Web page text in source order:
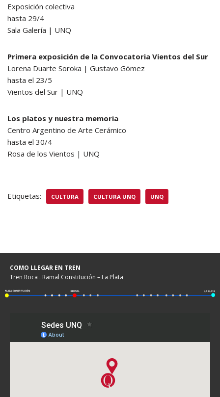
Exposición colectiva
hasta 29/4
Sala Galería | UNQ
Primera exposición de la Convocatoria Vientos del Sur
Lorena Duarte Soroka | Gustavo Gómez
hasta el 23/5
Vientos del Sur | UNQ
Los platos y nuestra memoria
Centro Argentino de Arte Cerámico
hasta el 30/4
Rosa de los Vientos | UNQ
Etiquetas: CULTURA CULTURA UNQ UNQ
COMO LLEGAR EN TREN
Tren Roca . Ramal Constitución – La Plata